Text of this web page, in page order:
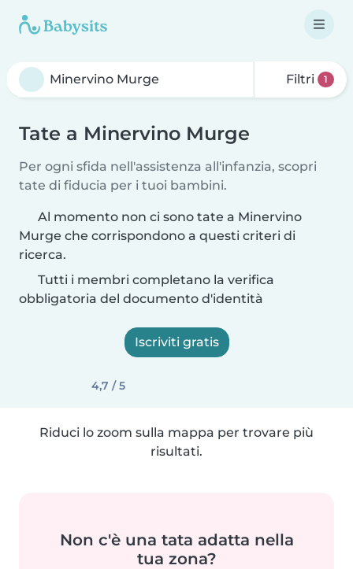
Filtri 1
Tate a Minervino Murge
Per ogni sfida nell'assistenza all'infanzia, scopri
tate di fiducia per i tuoi bambini.
Al momento non ci sono tate a Minervino
Murge che corrispondono a questi criteri di
ricerca.
Tutti i membri completano la verifica
obbligatoria del documento d'identità
Iscriviti gratis
4,7 / 5
Riduci lo zoom sulla mappa per trovare più
risultati.
Non c'è una tata adatta nella
tua zona?